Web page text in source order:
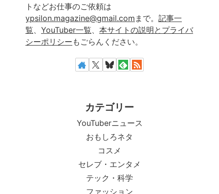
トなどお仕事のご依頼は
ypsilon.magazine@gmail.com まで。 記事一
覧
YouTuber一覧
本サイトの説明とプライバ
シーポリシー もごらんください。
カテゴリー
YouTuberニュース
おもしろネタ
コスメ
セレブ・エンタメ
テック・科学
ファッション